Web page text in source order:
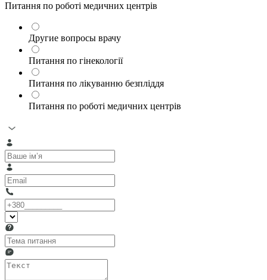
Питання по роботі медичних центрів
Другие вопросы врачу
Питання по гінекології
Питання по лікуванню безпліддя
Питання по роботі медичних центрів